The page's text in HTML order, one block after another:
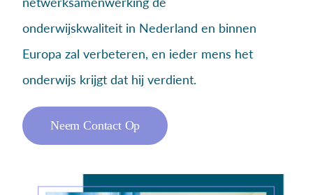
onderwijskwaliteit in Nederland en binnen
Europa zal verbeteren, en ieder mens het
onderwijs krijgt dat hij verdient.
Neem Contact Op